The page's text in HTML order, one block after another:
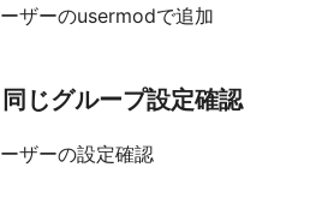
ザーのusermodで追加
じグループ設定確認
ザーの設定確認